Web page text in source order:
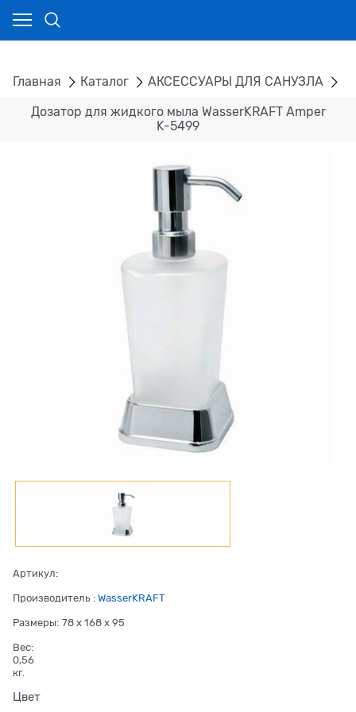
Главная Каталог АКСЕССУАРЫ ДЛЯ САНУЗЛА
Дозатор для жидкого мыла WasserKRAFT Amper
K-5499
Артикул:
Производитель : WasserKRAFT
Размеры: 78 x 168 x 95
Вес:
0,56
кг.
Цвет